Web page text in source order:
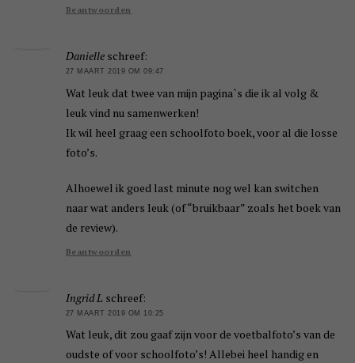
Beantwoorden
Danielle schreef:
27 MAART 2019 OM 09:47
Wat leuk dat twee van mijn pagina`s die ik al volg &
leuk vind nu samenwerken!
Ik wil heel graag een schoolfoto boek, voor al die losse
foto’s.
Alhoewel ik goed last minute nog wel kan switchen
naar wat anders leuk (of “bruikbaar” zoals het boek van
de review).
Beantwoorden
Ingrid L schreef:
27 MAART 2019 OM 10:25
Wat leuk, dit zou gaaf zijn voor de voetbalfoto’s van de
oudste of voor schoolfoto’s! Allebei heel handig en